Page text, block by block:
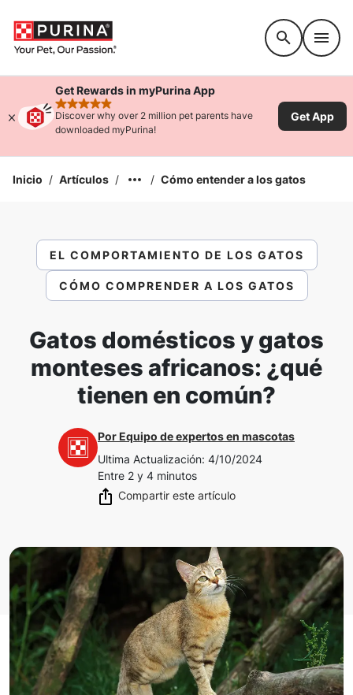
Get Rewards in myPurina App
rated 4.9 stars
Discover why over 2 million pet parents have
downloaded myPurina!
Get App
Inicio / Artículos / / Cómo entender a los gatos
EL COMPORTAMIENTO DE LOS GATOS
CÓMO COMPRENDER A LOS GATOS
Gatos domésticos y gatos
monteses africanos: ¿qué
tienen en común?
PorEquipo de expertos en mascotas
Ultima Actualización: 4/10/2024
Entre 2 y 4 minutos
Compartir este artículo